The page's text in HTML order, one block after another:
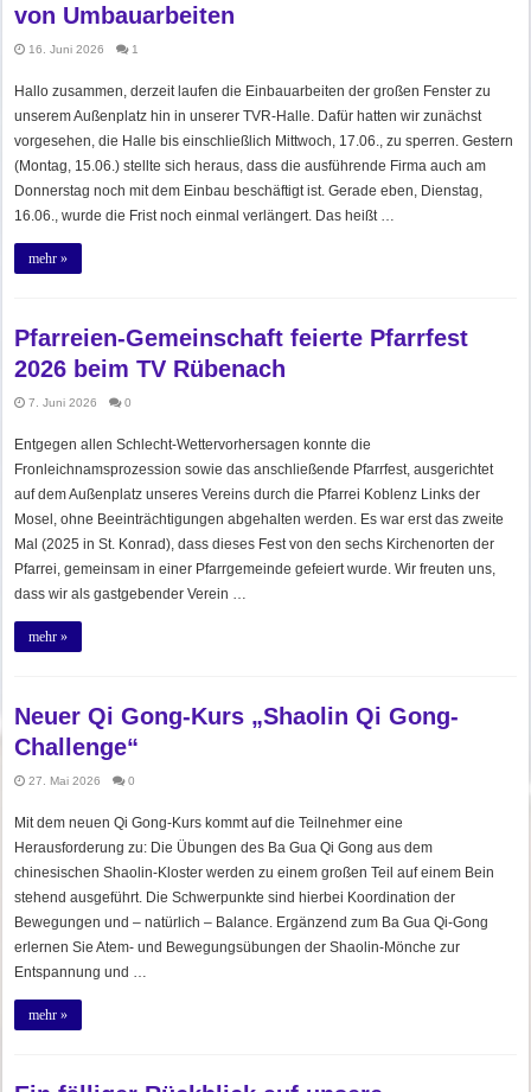
von Umbauarbeiten
16. Juni 2026 1
Hallo zusammen, derzeit laufen die Einbauarbeiten der großen Fenster zu
unserem Außenplatz hin in unserer TVR-Halle. Dafür hatten wir zunächst
vorgesehen, die Halle bis einschließlich Mittwoch, 17.06., zu sperren. Gestern
(Montag, 15.06.) stellte sich heraus, dass die ausführende Firma auch am
Donnerstag noch mit dem Einbau beschäftigt ist. Gerade eben, Dienstag,
16.06., wurde die Frist noch einmal verlängert. Das heißt …
mehr »
Pfarreien-Gemeinschaft feierte Pfarrfest
2026 beim TV Rübenach
7. Juni 2026 0
Entgegen allen Schlecht-Wettervorhersagen konnte die
Fronleichnamsprozession sowie das anschließende Pfarrfest, ausgerichtet
auf dem Außenplatz unseres Vereins durch die Pfarrei Koblenz Links der
Mosel, ohne Beeinträchtigungen abgehalten werden. Es war erst das zweite
Mal (2025 in St. Konrad), dass dieses Fest von den sechs Kirchenorten der
Pfarrei, gemeinsam in einer Pfarrgemeinde gefeiert wurde. Wir freuten uns,
dass wir als gastgebender Verein …
mehr »
Neuer Qi Gong-Kurs „Shaolin Qi Gong-
Challenge“
27. Mai 2026 0
Mit dem neuen Qi Gong-Kurs kommt auf die Teilnehmer eine
Herausforderung zu: Die Übungen des Ba Gua Qi Gong aus dem
chinesischen Shaolin-Kloster werden zu einem großen Teil auf einem Bein
stehend ausgeführt. Die Schwerpunkte sind hierbei Koordination der
Bewegungen und – natürlich – Balance. Ergänzend zum Ba Gua Qi-Gong
erlernen Sie Atem- und Bewegungsübungen der Shaolin-Mönche zur
Entspannung und …
mehr »